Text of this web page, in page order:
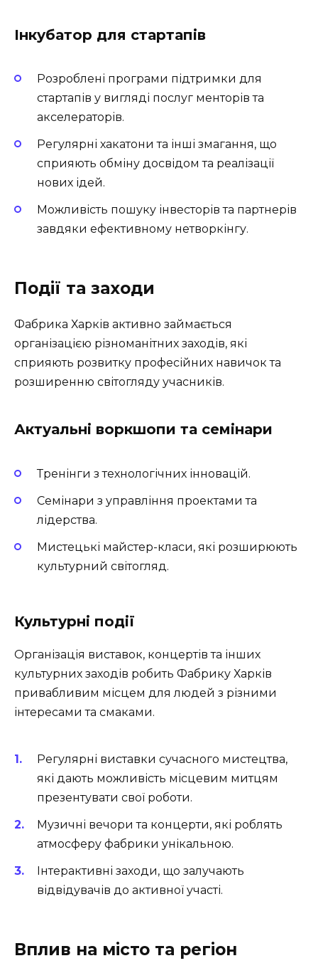
Інкубатор для стартапів
Розроблені програми підтримки для
стартапів у вигляді послуг менторів та
акселераторів.
Регулярні хакатони та інші змагання, що
сприяють обміну досвідом та реалізації
нових ідей.
Можливість пошуку інвесторів та партнерів
завдяки ефективному нетворкінгу.
Події та заходи
Фабрика Харків активно займається
організацією різноманітних заходів, які
сприяють розвитку професійних навичок та
розширенню світогляду учасників.
Актуальні воркшопи та семінари
Тренінги з технологічних інновацій.
Семінари з управління проектами та
лідерства.
Мистецькі майстер-класи, які розширюють
культурний світогляд.
Культурні події
Організація виставок, концертів та інших
культурних заходів робить Фабрику Харків
привабливим місцем для людей з різними
інтересами та смаками.
Регулярні виставки сучасного мистецтва,
які дають можливість місцевим митцям
презентувати свої роботи.
Музичні вечори та концерти, які роблять
атмосферу фабрики унікальною.
Інтерактивні заходи, що залучають
відвідувачів до активної участі.
Вплив на місто та регіон